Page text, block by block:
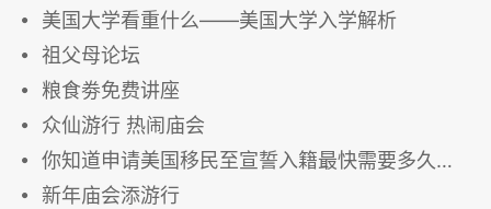
美国大学看重什么——美国大学入学解析
祖父母论坛
粮食劵免费讲座
众仙游行 热闹庙会
你知道申请美国移民至宣誓入籍最快需要多久吗？
新年庙会添游行